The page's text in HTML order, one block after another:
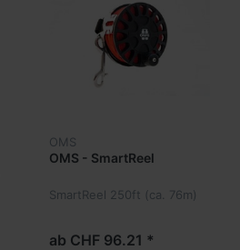
OMS
OMS - SmartReel
SmartReel 250ft (ca. 76m)
ab CHF 96.21 *